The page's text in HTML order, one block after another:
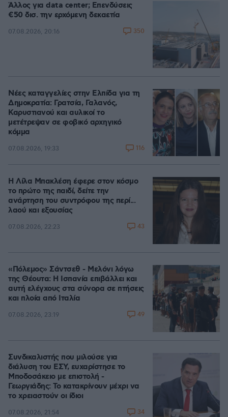
Άλλος για data center; Επενδύσεις
€50 δισ. την ερχόμενη δεκαετία
07.08.2026, 20:16 350
Νέες καταγγελίες στην Ελπίδα για τη
Δημοκρατία: Γρατσία, Γαλανός,
Καρυστιανού και αυλικοί το
μετέτρεψαν σε φοβικό αρχηγικό
κόμμα
07.08.2026, 19:33 116
Η Λίλα Μπακλέση έφερε στον κόσμο
το πρώτο της παιδί, δείτε την
ανάρτηση του συντρόφου της περί...
λαού και εξουσίας
07.08.2026, 22:23 43
«Πόλεμος» Σάντσεθ - Μελόνι λόγω
της Θέουτα: Η Ισπανία επιβάλλει και
αυτή ελέγχους στα σύνορα σε πτήσεις
και πλοία από Ιταλία
07.08.2026, 23:19 49
Συνδικαλιστής που μιλούσε για
διάλυση του ΕΣΥ, ευχαρίστησε το
Μποδοσάκειο με επιστολή -
Γεωργιάδης: Το κατακρίνουν μέχρι να
το χρειαστούν οι ίδιοι
07.08.2026, 21:54 34